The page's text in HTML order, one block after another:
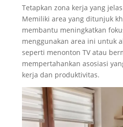
Tetapkan zona kerja yang
Memiliki area yang ditunjuk
membantu meningkatkan
menggunakan area ini untuk
seperti menonton TV atau
mempertahankan asosiasi
kerja dan produktivitas.